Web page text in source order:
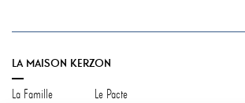
LA MAISON KERZON
La Famille
Le Pacte